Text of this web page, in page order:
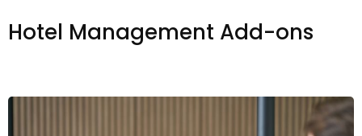
Hotel Management Add-ons